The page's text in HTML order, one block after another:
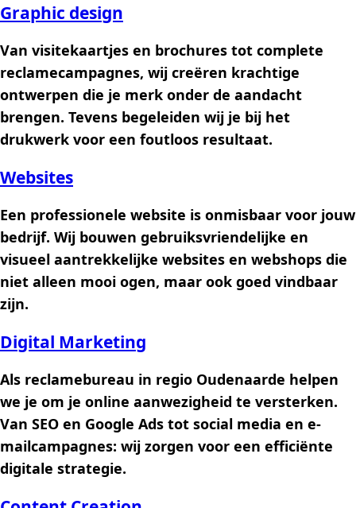
Graphic design
Van visitekaartjes en brochures tot complete
reclamecampagnes, wij creëren krachtige
ontwerpen die je merk onder de aandacht
brengen. Tevens begeleiden wij je bij het
drukwerk voor een foutloos resultaat.
Websites
Een professionele website is onmisbaar voor jouw
bedrijf. Wij bouwen gebruiksvriendelijke en
visueel aantrekkelijke websites en webshops die
niet alleen mooi ogen, maar ook goed vindbaar
zijn.
Digital Marketing
Als reclamebureau in regio Oudenaarde helpen
we je om je online aanwezigheid te versterken.
Van SEO en Google Ads tot social media en e-
mailcampagnes: wij zorgen voor een efficiënte
digitale strategie.